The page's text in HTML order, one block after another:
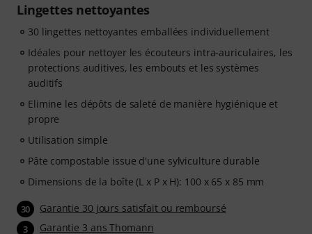
Lingettes nettoyantes
30 lingettes nettoyantes emballées individuellement
Idéales pour nettoyer les écouteurs intra-auriculaires, les
protections auditives, les embouts et les systèmes
auditifs
Elimine les dépôts de saleté de manière hygiénique et
propre
Utilisation simple
Pâte compostable issue d'une sylviculture durable
Dimensions de la boîte (L x P x H): 100 x 65 x 85 mm
30 Garantie 30 jours satisfait ou remboursé
3 Garantie 3 ans Thomann